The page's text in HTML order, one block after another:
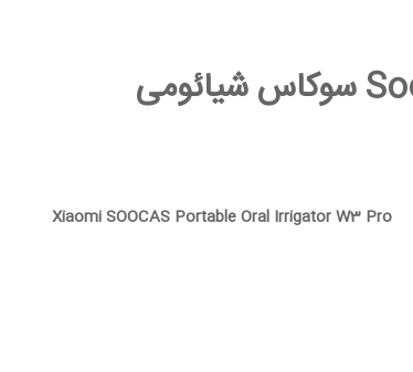
Xiaomi SOOCAS Portable Oral Irrigator W3 Pro